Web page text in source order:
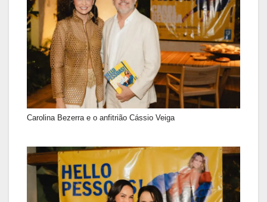
Carolina Bezerra e o anfitrião Cássio Veiga